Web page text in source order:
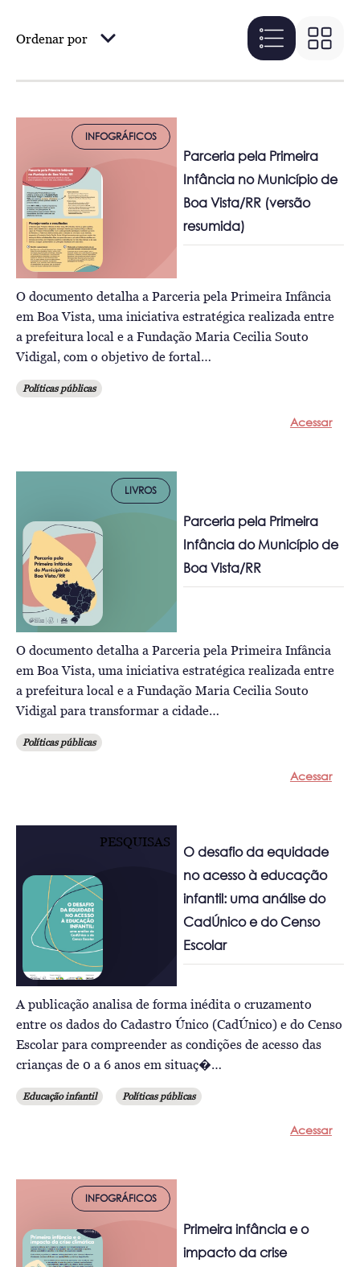
Ordenar por
INFOGRÁFICOS
Parceria pela Primeira
Infância no Município de
Boa Vista/RR (versão
resumida)
O documento detalha a Parceria pela Primeira Infância
em Boa Vista, uma iniciativa estratégica realizada entre
a prefeitura local e a Fundação Maria Cecilia Souto
Vidigal, com o objetivo de fortal…
Políticas públicas
Acessar
LIVROS
Parceria pela Primeira
Infância do Município de
Boa Vista/RR
O documento detalha a Parceria pela Primeira Infância
em Boa Vista, uma iniciativa estratégica realizada entre
a prefeitura local e a Fundação Maria Cecilia Souto
Vidigal para transformar a cidade…
Políticas públicas
Acessar
PESQUISAS
O desafio da equidade
no acesso à educação
infantil: uma análise do
CadÚnico e do Censo
Escolar
A publicação analisa de forma inédita o cruzamento
entre os dados do Cadastro Único (CadÚnico) e do Censo
Escolar para compreender as condições de acesso das
crianças de 0 a 6 anos em situaç�…
Educação infantil Políticas públicas
Acessar
INFOGRÁFICOS
Primeira infância e o
impacto da crise